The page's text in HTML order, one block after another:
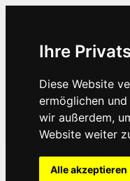
Ihre
Diese Website
ermöglichen und
wir außerdem,
Website weiter
Alle akzeptieren